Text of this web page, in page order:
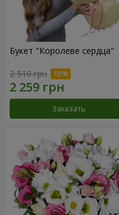
Букет "Королеве сердца"
2 510 грн
Заказать